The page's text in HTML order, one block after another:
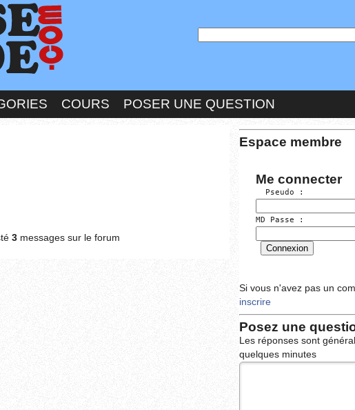
COURS POSER UNE QUESTION
3 messages sur le forum
Espace membre
Me connecter
  Pseudo :
MD Passe :
Si vous n'avez pas un
inscrire
Posez une
Les réponses sont
quelques minutes